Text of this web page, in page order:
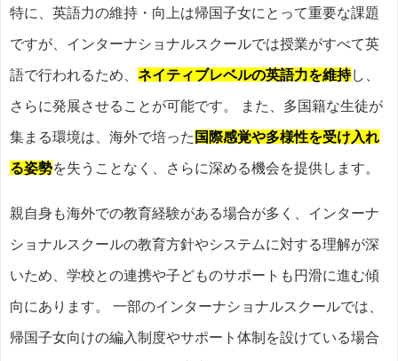
特に、英語力の維持・向上は帰国子女にとって重要な課題
ですが、インターナショナルスクールでは授業がすべて英
語で行われるため、 ネイティブレベルの英語力を維持し、
さらに発展させることが可能です。 また、多国籍な生徒が
集まる環境は、海外で培った 国際感覚や多様性を受け入れ
る姿勢を失うことなく、さらに深める機会を提供します。
親自身も海外での教育経験がある場合が多く、インターナ
ショナルスクールの教育方針やシステムに対する理解が深
いため、学校との連携や子どものサポートも円滑に進む傾
向にあります。 一部のインターナショナルスクールでは、
帰国子女向けの編入制度やサポート体制を設けている場合